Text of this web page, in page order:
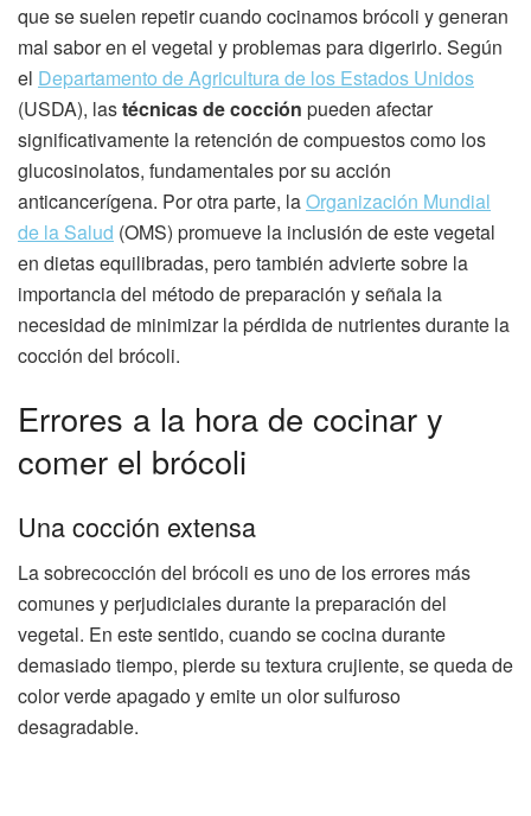
que se suelen repetir cuando cocinamos brócoli y generan
mal sabor en el vegetal y problemas para digerirlo. Según
el Departamento de Agricultura de los Estados Unidos
(USDA), lastécnicas de cocción pueden afectar
significativamente la retención de compuestos como los
glucosinolatos, fundamentales por su acción
anticancerígena. Por otra parte, laOrganización Mundial
de la Salud (OMS) promueve la inclusión de este vegetal
en dietas equilibradas, pero también advierte sobre la
importancia del método de preparación y señala la
necesidad de minimizar la pérdida de nutrientes durante la
cocción del brócoli.
Errores a la hora de cocinar y
comer el brócoli
Una cocción extensa
La sobrecocción del brócoli es uno de los errores más
comunes y perjudiciales durante la preparación del
vegetal. En este sentido, cuando se cocina durante
demasiado tiempo, pierde su textura crujiente, se queda de
color verde apagado y emite un olor sulfuroso
desagradable.